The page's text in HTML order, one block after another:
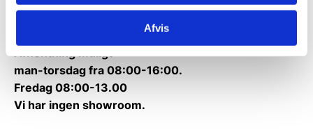
Afvis
Mandag til torsdag: 10:00 – 14:00.
Afhentning muligt
man-torsdag fra 08:00-16:00.
Fredag 08:00-13.00
Vi har ingen showroom.